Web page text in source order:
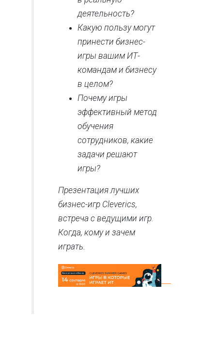
деятельность?
Какую пользу могут
принести бизнес-
игры вашим ИТ-
командам и бизнесу
в целом?
Почему игры
эффективный метод
обучения
сотрудников, какие
задачи решают
игры?
Презентация лучших
бизнес-игр Cleverics,
встреча с ведущими игр.
Когда, кому и зачем
играть.